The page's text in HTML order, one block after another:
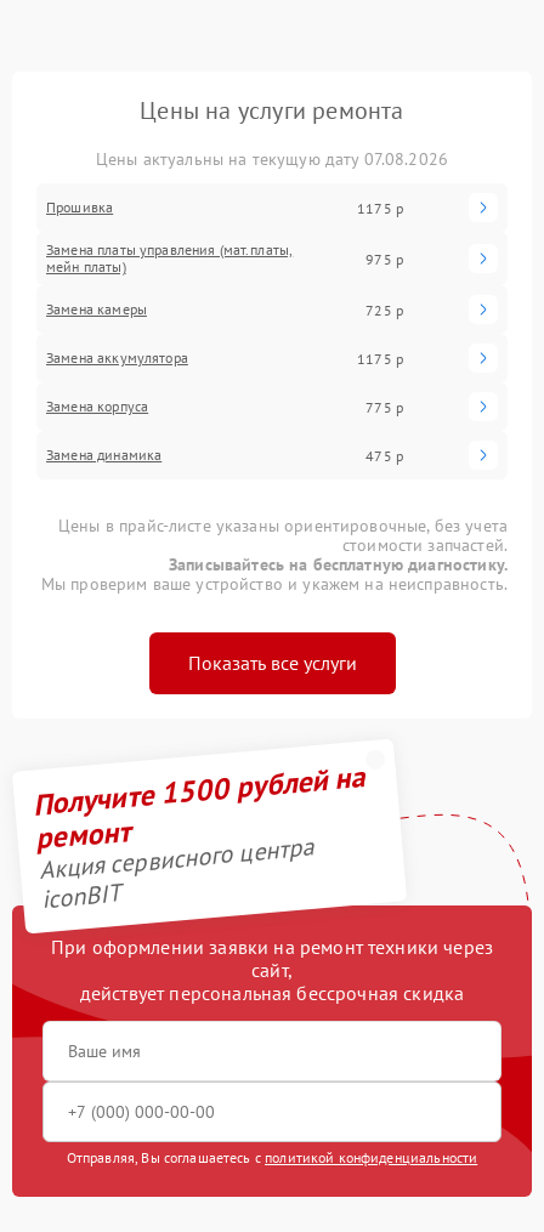
Цены на услуги ремонта
Цены актуальны на текущую дату 07.08.2026
Прошивка 1175 р
Замена платы управления (мат.платы,
мейн платы)
975 р
Замена камеры 725 р
Замена аккумулятора 1175 р
Замена корпуса 775 р
Замена динамика 475 р
Цены в прайс-листе указаны ориентировочные, без учета
стоимости запчастей.
Записывайтесь на бесплатную диагностику.
Мы проверим ваше устройство и укажем на неисправность.
Показать все услуги
Получите 1500 рублей на
ремонт
Акция сервисного центра
iconBIT
При оформлении заявки на ремонт техники через
сайт,
действует персональная бессрочная скидка
Отправляя, Вы соглашаетесь с политикой конфиденциальности